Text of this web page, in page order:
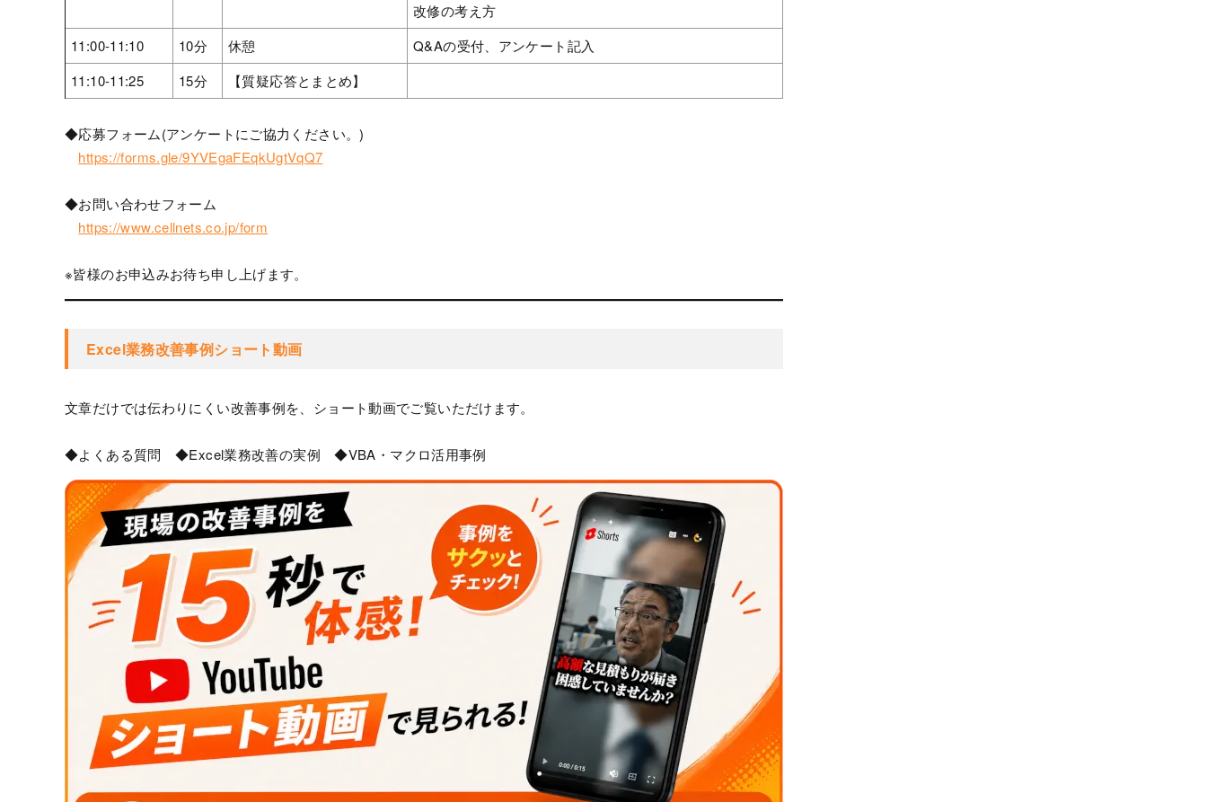
改修の考え方
11:00-11:10
10分 休憩
Q&Aの受付、アンケート記入
11:10-11:25
15分 【質疑応答とまとめ】
◆応募フォーム(アンケートにご協力ください。)
https://forms.gle/9YVEgaFEqkUgtVqQ7
◆お問い合わせフォーム
https://www.cellnets.co.jp/form
※皆様のお申込みお待ち申し上げます。
Excel業務改善事例ショート動画
文章だけでは伝わりにくい改善事例を、ショート動画でご覧いただけます。
◆よくある質問 ◆Excel業務改善の実例 ◆VBA・マクロ活用事例